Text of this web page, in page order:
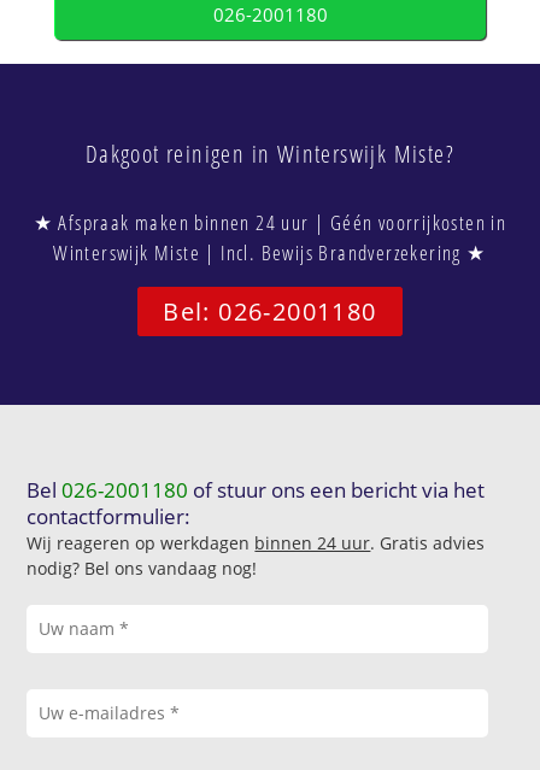
026-2001180
Dakgoot reinigen in Winterswijk Miste?
★ Afspraak maken binnen 24 uur | Géén voorrijkosten in
Winterswijk Miste | Incl. Bewijs Brandverzekering ★
Bel: 026-2001180
Bel026-2001180 of stuur ons een bericht via het
contactformulier:
Wij reageren op werkdagen binnen 24 uur. Gratis advies
nodig? Bel ons vandaag nog!